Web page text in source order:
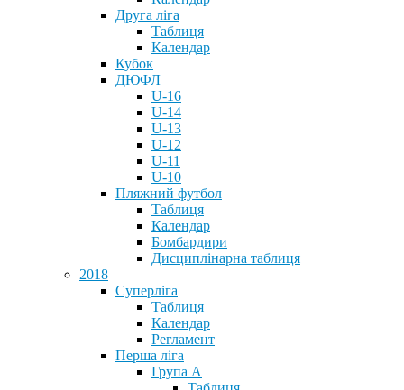
Друга ліга
Таблиця
Календар
Кубок
ДЮФЛ
U-16
U-14
U-13
U-12
U-11
U-10
Пляжний футбол
Таблиця
Календар
Бомбардири
Дисциплінарна таблиця
2018
Суперліга
Таблиця
Календар
Регламент
Перша ліга
Група А